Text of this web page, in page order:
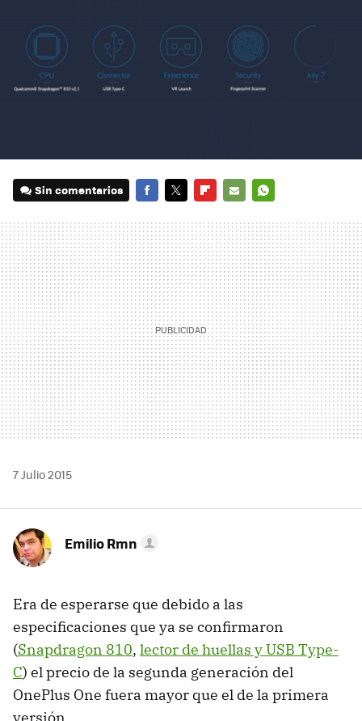
Sin comentarios
MAIL
7 Julio 2015
Emilio Rmn
Era de esperarse que debido a las
especificaciones que ya se confirmaron
(Snapdragon 810, lector de huellas y USB Type-
C) el precio de la segunda generación del
OnePlus One fuera mayor que el de la primera
versión.